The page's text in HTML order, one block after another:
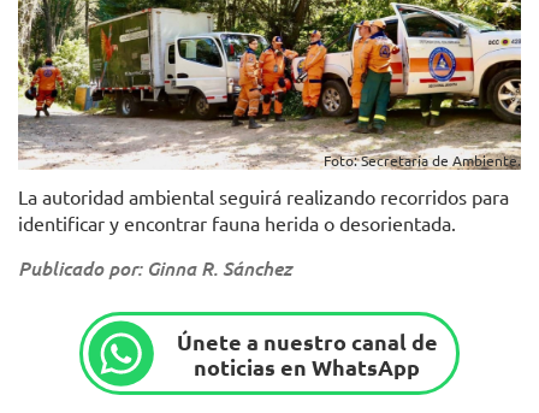
Foto: Secretaría de Ambiente.
La autoridad ambiental seguirá realizando recorridos para
identificar y encontrar fauna herida o desorientada.
Publicado por: Ginna R. Sánchez
Únete a nuestro canal de
noticias en WhatsApp